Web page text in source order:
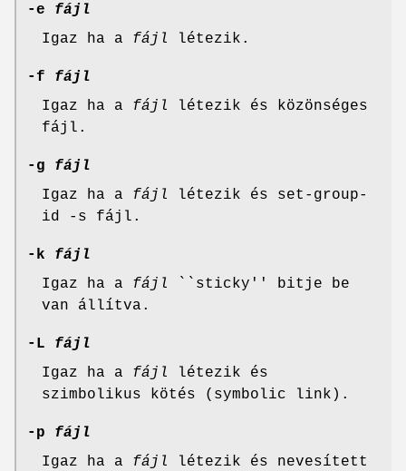
-e fájl
Igaz ha a fájl létezik.
-f fájl
Igaz ha a fájl
létezik és közönséges
fájl.
-g fájl
Igaz ha a fájl
létezik és set-group-
id -s fájl.
-k fájl
Igaz ha a fájl
``sticky'' bitje be
van állítva.
-L fájl
Igaz ha a fájl
létezik és
szimbolikus kötés (symbolic link).
-p fájl
Igaz ha a fájl létezik és nevesített